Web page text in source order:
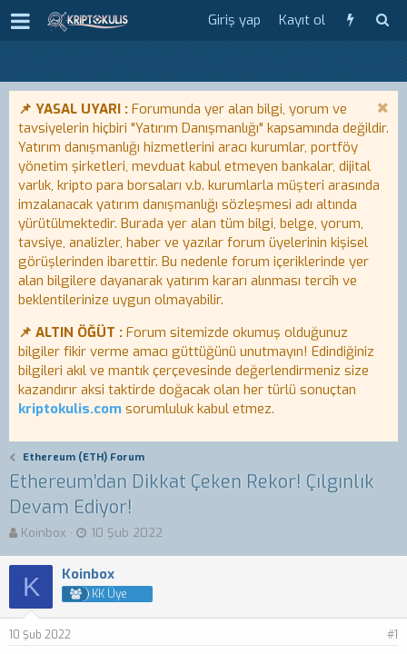
Giriş yap Kayıt ol
📌 YASAL UYARI : Forumunda yer alan bilgi, yorum ve
tavsiyelerin hiçbiri "Yatırım Danışmanlığı" kapsamında değildir.
Yatırım danışmanlığı hizmetlerini aracı kurumlar, portföy
yönetim şirketleri, mevduat kabul etmeyen bankalar, dijital
varlık, kripto para borsaları v.b. kurumlarla müşteri arasında
imzalanacak yatırım danışmanlığı sözleşmesi adı altında
yürütülmektedir. Burada yer alan tüm bilgi, belge, yorum,
tavsiye, analizler, haber ve yazılar forum üyelerinin kişisel
görüşlerinden ibarettir. Bu nedenle forum içeriklerinde yer
alan bilgilere dayanarak yatırım kararı alınması tercih ve
beklentilerinize uygun olmayabilir.
📌 ALTIN ÖĞÜT : Forum sitemizde okumuş olduğunuz
bilgiler fikir verme amacı güttüğünü unutmayın! Edindiğiniz
bilgileri akıl ve mantık çerçevesinde değerlendirmeniz size
kazandırır aksi taktirde doğacak olan her türlü sonuçtan
kriptokulis.com sorumluluk kabul etmez.
Ethereum (ETH) Forum
Ethereum’dan Dikkat Çeken Rekor! Çılgınlık
Devam Ediyor!
K
n
b
u
y
u
Koinbox
B
l
a
10 Şub 2022
K Koinbox
KK Üye
10 Şub 2022 #1